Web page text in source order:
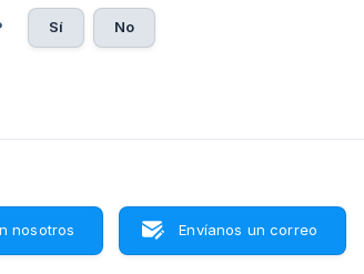
Sí No
nosotros Envíanos un correo